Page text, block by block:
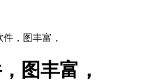
，图丰富，
图丰富，